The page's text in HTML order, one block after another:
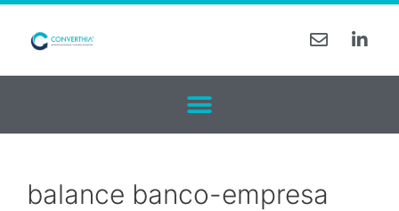
balance banco-empresa